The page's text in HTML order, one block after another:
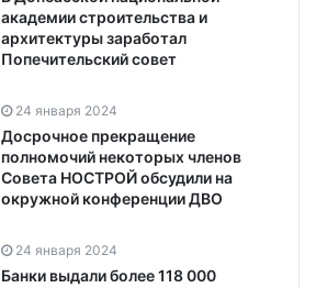
академии строительства и
архитектуры заработал
Попечительский совет
24 января 2024
Досрочное прекращение
полномочий некоторых членов
Совета НОСТРОЙ обсудили на
окружной конференции ДВО
24 января 2024
Банки выдали более 118 000